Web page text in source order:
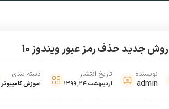
روش جدید حذف رمز عبور ویندوز 10
نویسنده
admin
تاریخ انتشار
اردیبهشت 24, 1399
دسته بندی
آموزش کامپیوتر